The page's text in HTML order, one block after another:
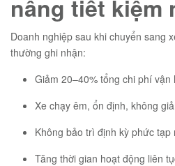
nâng tiết kiệm
Doanh nghiệp sau khi chuyển sang
thường ghi nhận:
Giảm 20–40% tổng chi phí
Xe chạy êm, ổn định, không
Không bảo trì định kỳ phức tạp
Tăng thời gian hoạt động liên